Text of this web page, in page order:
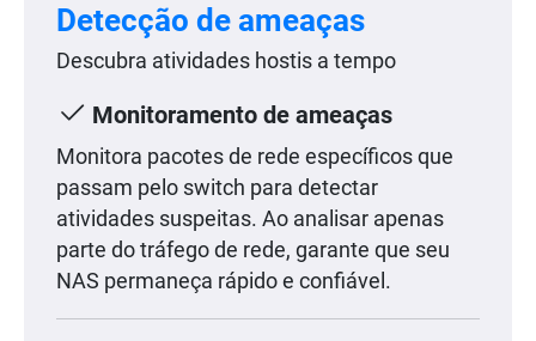
Detecção de ameaças
Descubra atividades hostis a tempo
Monitoramento de ameaças
Monitora pacotes de rede específicos que
passam pelo switch para detectar
atividades suspeitas. Ao analisar apenas
parte do tráfego de rede, garante que seu
NAS permaneça rápido e confiável.